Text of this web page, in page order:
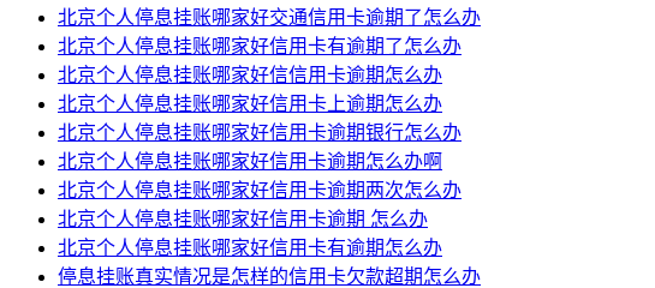
北京个人停息挂账哪家好交通信用卡逾期了怎么办
北京个人停息挂账哪家好信用卡有逾期了怎么办
北京个人停息挂账哪家好信信用卡逾期怎么办
北京个人停息挂账哪家好信用卡上逾期怎么办
北京个人停息挂账哪家好信用卡逾期银行怎么办
北京个人停息挂账哪家好信用卡逾期怎么办啊
北京个人停息挂账哪家好信用卡逾期两次怎么办
北京个人停息挂账哪家好信用卡逾期 怎么办
北京个人停息挂账哪家好信用卡有逾期怎么办
停息挂账真实情况是怎样的信用卡欠款超期怎么办